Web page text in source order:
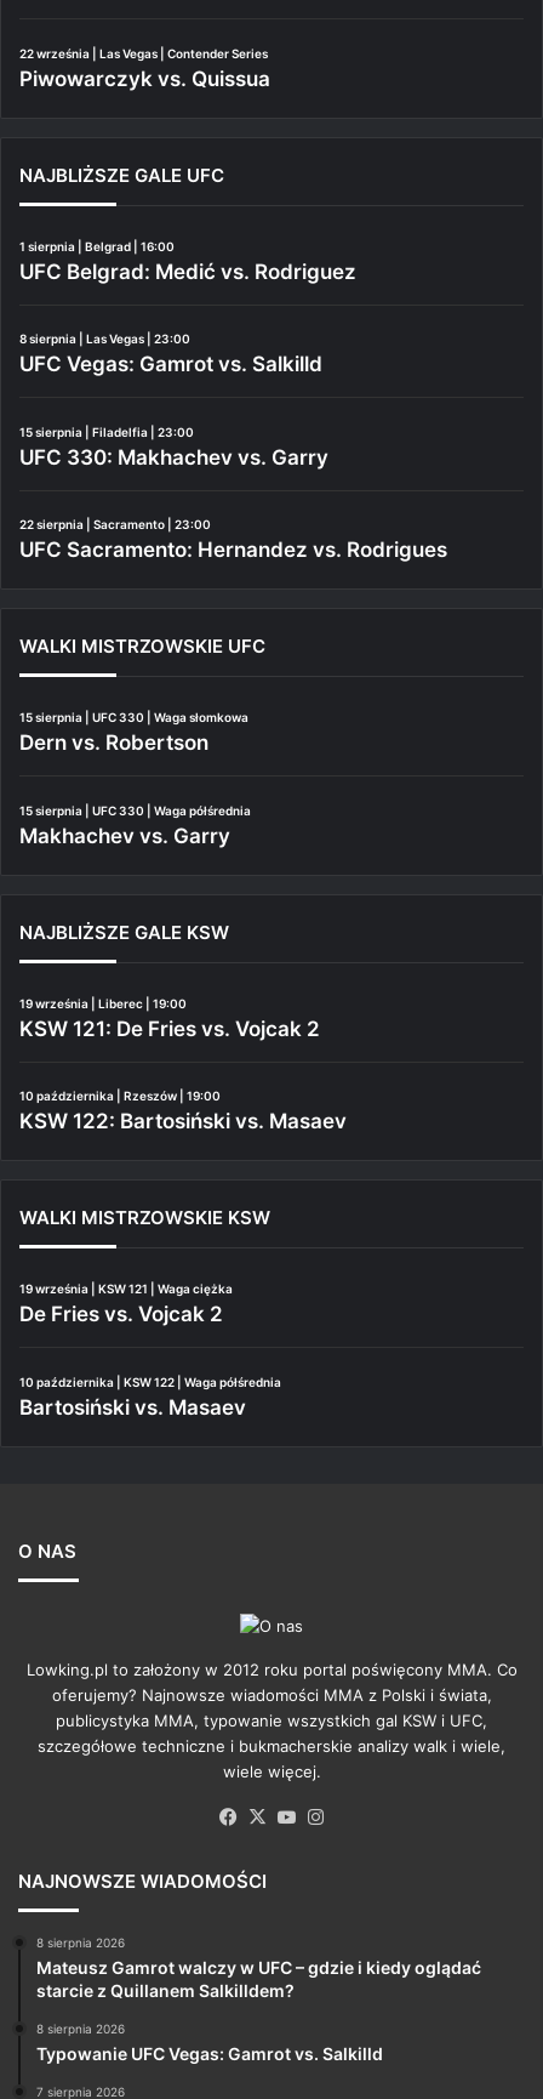
22 września | Las Vegas | Contender Series
Piwowarczyk vs. Quissua
NAJBLIŻSZE GALE UFC
1 sierpnia | Belgrad | 16:00
UFC Belgrad: Medić vs. Rodriguez
8 sierpnia | Las Vegas | 23:00
UFC Vegas: Gamrot vs. Salkilld
15 sierpnia | Filadelfia | 23:00
UFC 330: Makhachev vs. Garry
22 sierpnia | Sacramento | 23:00
UFC Sacramento: Hernandez vs. Rodrigues
WALKI MISTRZOWSKIE UFC
15 sierpnia | UFC 330 | Waga słomkowa
Dern vs. Robertson
15 sierpnia | UFC 330 | Waga półśrednia
Makhachev vs. Garry
NAJBLIŻSZE GALE KSW
19 września | Liberec | 19:00
KSW 121: De Fries vs. Vojcak 2
10 października | Rzeszów | 19:00
KSW 122: Bartosiński vs. Masaev
WALKI MISTRZOWSKIE KSW
19 września | KSW 121 | Waga ciężka
De Fries vs. Vojcak 2
10 października | KSW 122 | Waga półśrednia
Bartosiński vs. Masaev
O NAS
Lowking.pl to założony w 2012 roku portal poświęcony MMA. Co
oferujemy? Najnowsze wiadomości MMA z Polski i świata,
publicystyka MMA, typowanie wszystkich gal KSW i UFC,
szczegółowe techniczne i bukmacherskie analizy walk i wiele,
wiele więcej.
Facebook
X YouTube
NAJNOWSZE WIADOMOŚCI
8 sierpnia 2026
Mateusz Gamrot walczy w UFC – gdzie i kiedy oglądać
starcie z Quillanem Salkilldem?
8 sierpnia 2026
Typowanie UFC Vegas: Gamrot vs. Salkilld
7 sierpnia 2026